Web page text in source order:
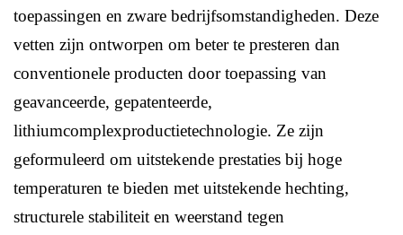
toepassingen en zware bedrijfsomstandigheden. Deze
vetten zijn ontworpen om beter te presteren dan
conventionele producten door toepassing van
geavanceerde, gepatenteerde,
lithiumcomplexproductietechnologie. Ze zijn
geformuleerd om uitstekende prestaties bij hoge
temperaturen te bieden met uitstekende hechting,
structurele stabiliteit en weerstand tegen